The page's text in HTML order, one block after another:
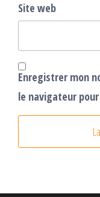
Site web
Enregistrer mon
le navigateur